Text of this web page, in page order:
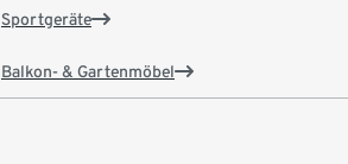
Sportgeräte
Balkon- & Gartenmöbel